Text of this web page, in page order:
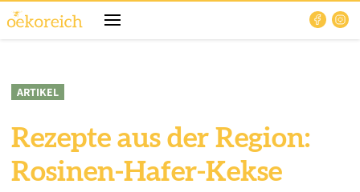
ARTIKEL
Rezepte aus der Region:
Rosinen-Hafer-Kekse